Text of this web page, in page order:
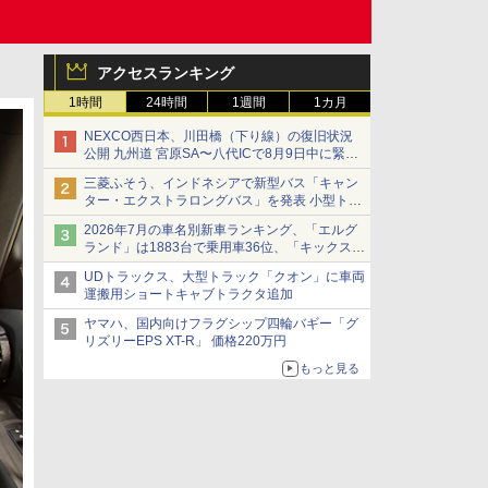
アクセスランキング
1時間 24時間 1週間 1カ月
NEXCO西日本、川田橋（下り線）の復旧状況
公開 九州道 宮原SA〜八代ICで8月9日中に緊急
車両を通行可能に
三菱ふそう、インドネシアで新型バス「キャン
ター・エクストラロングバス」を発表 小型トラ
ックベースの観光・旅客輸送向けバス
2026年7月の車名別新車ランキング、「エルグ
ランド」は1883台で乗用車36位、「キックス」
は2591台で27位に
UDトラックス、大型トラック「クオン」に車両
運搬用ショートキャブトラクタ追加
ヤマハ、国内向けフラグシップ四輪バギー「グ
リズリーEPS XT-R」 価格220万円
もっと見る